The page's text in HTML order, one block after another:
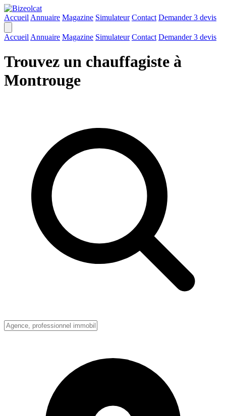
Accueil Annuaire Magazine Simulateur Contact Demander 3 devis
Accueil Annuaire Magazine Simulateur Contact Demander 3 devis
Trouvez un chauffagiste à
Montrouge